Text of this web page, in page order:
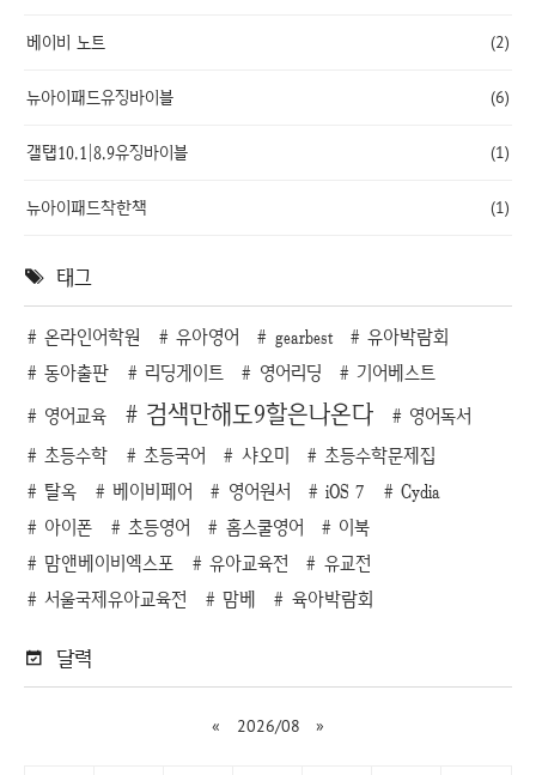
베이비 노트 (2)
뉴아이패드유징바이블 (6)
갤탭10.1|8.9유징바이블 (1)
뉴아이패드착한책 (1)
태그
온라인어학원 유아영어 gearbest
유아박람회
동아출판
리딩게이트 영어리딩
기어베스트
영어교육
검색만해도9할은나온다
영어독서
초등수학
초등국어 샤오미
초등수학문제집
탈옥
베이비페어 영어원서 iOS 7
Cydia
아이폰
초등영어 홈스쿨영어
이북
맘앤베이비엑스포
유아교육전
유교전
서울국제유아교육전
맘베 육아박람회
달력
« 2026/08 »